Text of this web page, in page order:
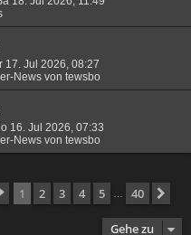
17. Jul 2026, 08:27
News von tewsbo
16. Jul 2026, 07:33
News von tewsbo
Seite 1von 40
1 2 3 4 5 40
Gehe zu